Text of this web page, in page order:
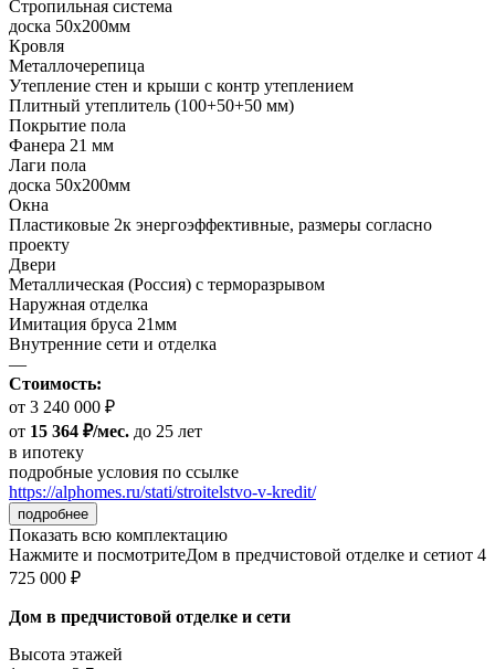
Стропильная система
доска 50х200мм
Кровля
Металлочерепица
Утепление стен и крыши с контр утеплением
Плитный утеплитель (100+50+50 мм)
Покрытие пола
Фанера 21 мм
Лаги пола
доска 50х200мм
Окна
Пластиковые 2к энергоэффективные, размеры согласно
проекту
Двери
Металлическая (Россия) с терморазрывом
Наружная отделка
Имитация бруса 21мм
Внутренние сети и отделка
—
Стоимость:
от 3 240 000 ₽
от 15 364 ₽/мес. до 25 лет
в ипотеку
подробные условия по ссылке
https://alphomes.ru/stati/stroitelstvo-v-kredit/
подробнее
Показать всю комплектацию
Нажмите и посмотритеДом в предчистовой отделке и сетиот 4
725 000 ₽
Дом в предчистовой отделке и сети
Высота этажей